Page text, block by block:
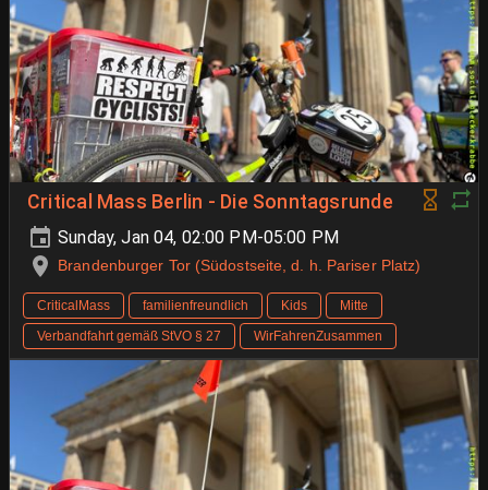
Critical Mass Berlin - Die Sonntagsrunde
Sunday, Jan 04, 02:00 PM-05:00 PM
Brandenburger Tor (Südostseite, d. h. Pariser Platz)
CriticalMass familienfreundlich Kids
Mitte
Verbandfahrt gemäß StVO § 27
WirFahrenZusammen